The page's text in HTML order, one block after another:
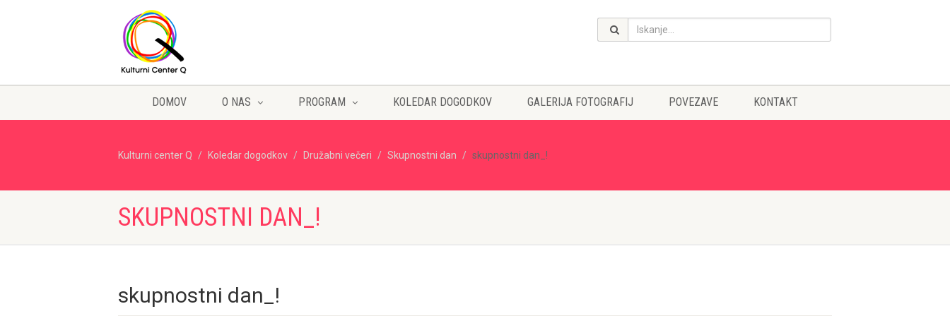
DOMOV O NAS PROGRAM KOLEDAR DOGODKOV GALERIJA FOTOGRAFIJ POVEZAVE KONTAKT
Kulturni center Q Koledar dogodkov Družabni večeri Skupnostni dan skupnostni dan_!
SKUPNOSTNI DAN_!
skupnostni dan_!